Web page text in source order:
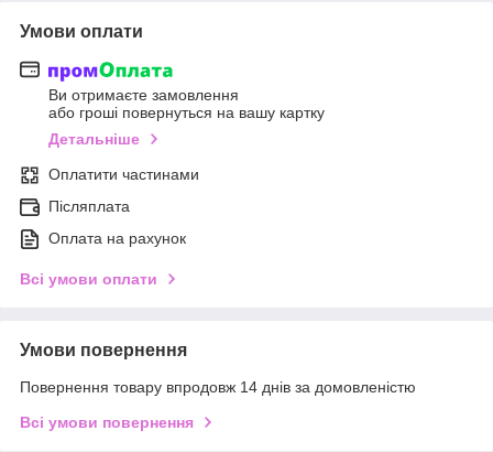
Умови оплати
Ви отримаєте замовлення
або гроші повернуться на вашу картку
Детальніше
Оплатити частинами
Післяплата
Оплата на рахунок
Всі умови оплати
Умови повернення
Повернення товару впродовж 14 днів за домовленістю
Всі умови повернення